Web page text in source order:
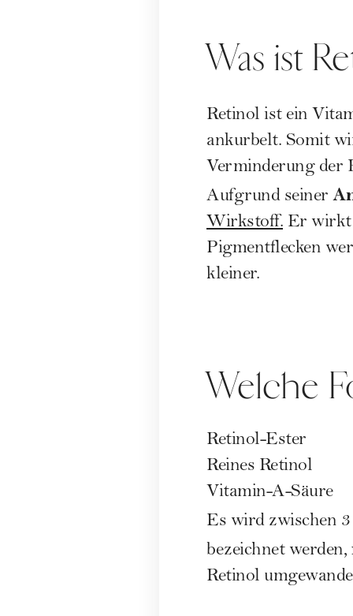
Was ist
Retinol ist ein
ankurbelt. Somit
Verminderung der
Aufgrund seiner
Wirkstoff. Er wirkt
Pigmentflecken
kleiner.
Welche
Retinol-Ester
Reines Retinol
Vitamin-A-Säure
Es wird zwischen
bezeichnet werden,
Retinol